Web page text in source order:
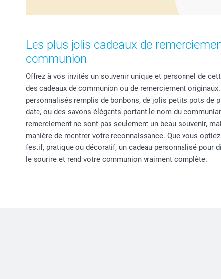
Les plus jolis cadeaux de
communion
Offrez à vos invités un souvenir unique et personnel de
des cadeaux de communion ou de remerciement
personnalisés remplis de bonbons, de jolis petits pots de
date, ou des savons élégants portant le nom du
remerciement ne sont pas seulement un beau souvenir,
manière de montrer votre reconnaissance. Que vous
festif, pratique ou décoratif, un cadeau personnalisé pour
le sourire et rend votre communion vraiment complète.